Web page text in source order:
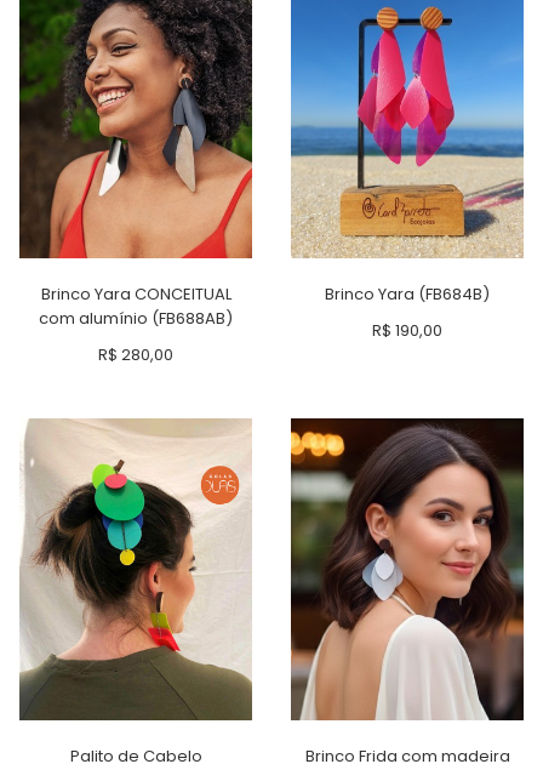
Brinco Yara CONCEITUAL
com alumínio (FB688AB)
R$ 280,00
Brinco Yara (FB684B)
R$ 190,00
Palito de Cabelo
Brinco Frida com madeira